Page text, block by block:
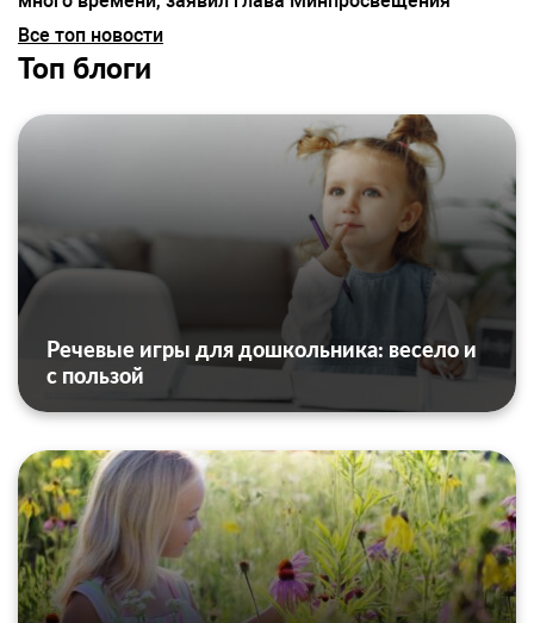
Все топ новости
Топ блоги
Речевые игры для дошкольника: весело и
с пользой